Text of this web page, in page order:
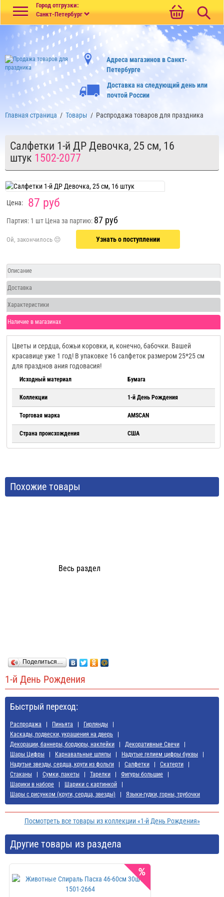
Город отгрузки:
Санкт-Петербург
Адреса магазинов в Санкт-
Петербурге
Доставка на следующий день или
почтой России
Главная страница / Товары / Распродажа товаров для праздника
Салфетки 1-й ДР Девочка, 25 см, 16
штук 1502-2077
Цена: 87 руб
Партия: 1 шт Цена за партию: 87 руб
Узнать о поступлении
Описание
Доставка
Характеристики
Наличие в магазинах
Цветы и сердца, божьи коровки, и, конечно, бабочки. Вашей
красавице уже 1 год! В упаковке 16 салфеток размером 25*25 см
для празднов ания годовасия!
Исходный материал Бумага
Коллекции 1-й День Рождения
Торговая марка AMSCAN
Страна происхождения США
Похожие товары
Весь раздел
Поделиться…
1-й День Рождения
Быстрый переход:
Распродажа Пиньята
Гирлянды
Каскады, подвески, украшения на дверь
Декорации, баннеры, бордюры, наклейки
Декоративные Свечи
Шары Цифры
Карнавальные шляпы
Надутые гелием цифры буквы
Надутые звезды, сердца, круги из фольги
Салфетки
Скатерти
Стаканы
Сумки, пакеты Тарелки
Фигуры большие
Шарики в наборе
Шарики с картинкой
Шары с рисунком (круги, сердца, звезды)
Языки-гудки, горны, трубочки
Посмотреть все товары из коллекции «1-й День Рождения»
Другие товары из раздела